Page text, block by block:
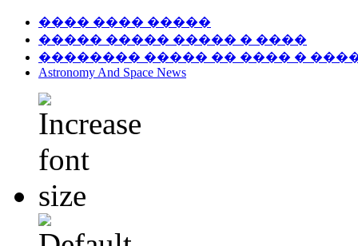
���� ���� �����
����� ����� ����� � ����
�������� ����� �� ���� �
Astronomy And Space News